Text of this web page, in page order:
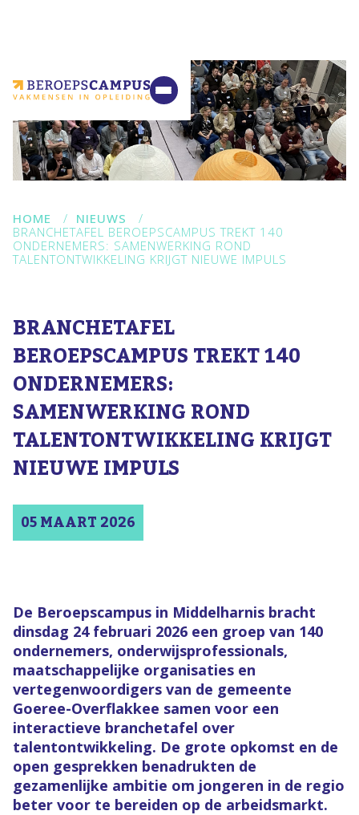
Contact
HOME / NIEUWS /
BRANCHETAFEL BEROEPSCAMPUS TREKT 140
ONDERNEMERS: SAMENWERKING ROND
TALENTONTWIKKELING KRIJGT NIEUWE IMPULS
BRANCHETAFEL
BEROEPSCAMPUS TREKT 140
ONDERNEMERS:
SAMENWERKING ROND
TALENTONTWIKKELING KRIJGT
NIEUWE IMPULS
05 MAART 2026
De Beroepscampus in Middelharnis bracht
dinsdag 24 februari 2026 een groep van 140
ondernemers, onderwijsprofessionals,
maatschappelijke organisaties en
vertegenwoordigers van de gemeente
Goeree-Overflakkee samen voor een
interactieve branchetafel over
talentontwikkeling. De grote opkomst en de
open gesprekken benadrukten de
gezamenlijke ambitie om jongeren in de regio
beter voor te bereiden op de arbeidsmarkt.